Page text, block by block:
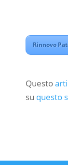
Rinnovo
Questo
su questo